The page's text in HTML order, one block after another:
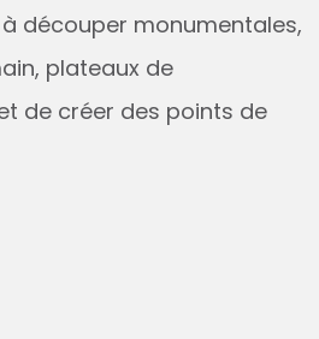
découper monumentales,
plateaux de
de créer des points de